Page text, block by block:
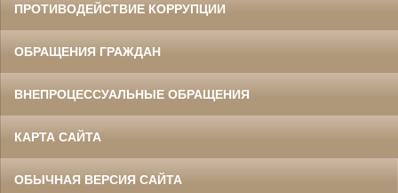
ПРОТИВОДЕЙСТВИЕ КОРРУПЦИИ
ОБРАЩЕНИЯ ГРАЖДАН
ВНЕПРОЦЕССУАЛЬНЫЕ ОБРАЩЕНИЯ
КАРТА САЙТА
ОБЫЧНАЯ ВЕРСИЯ САЙТА